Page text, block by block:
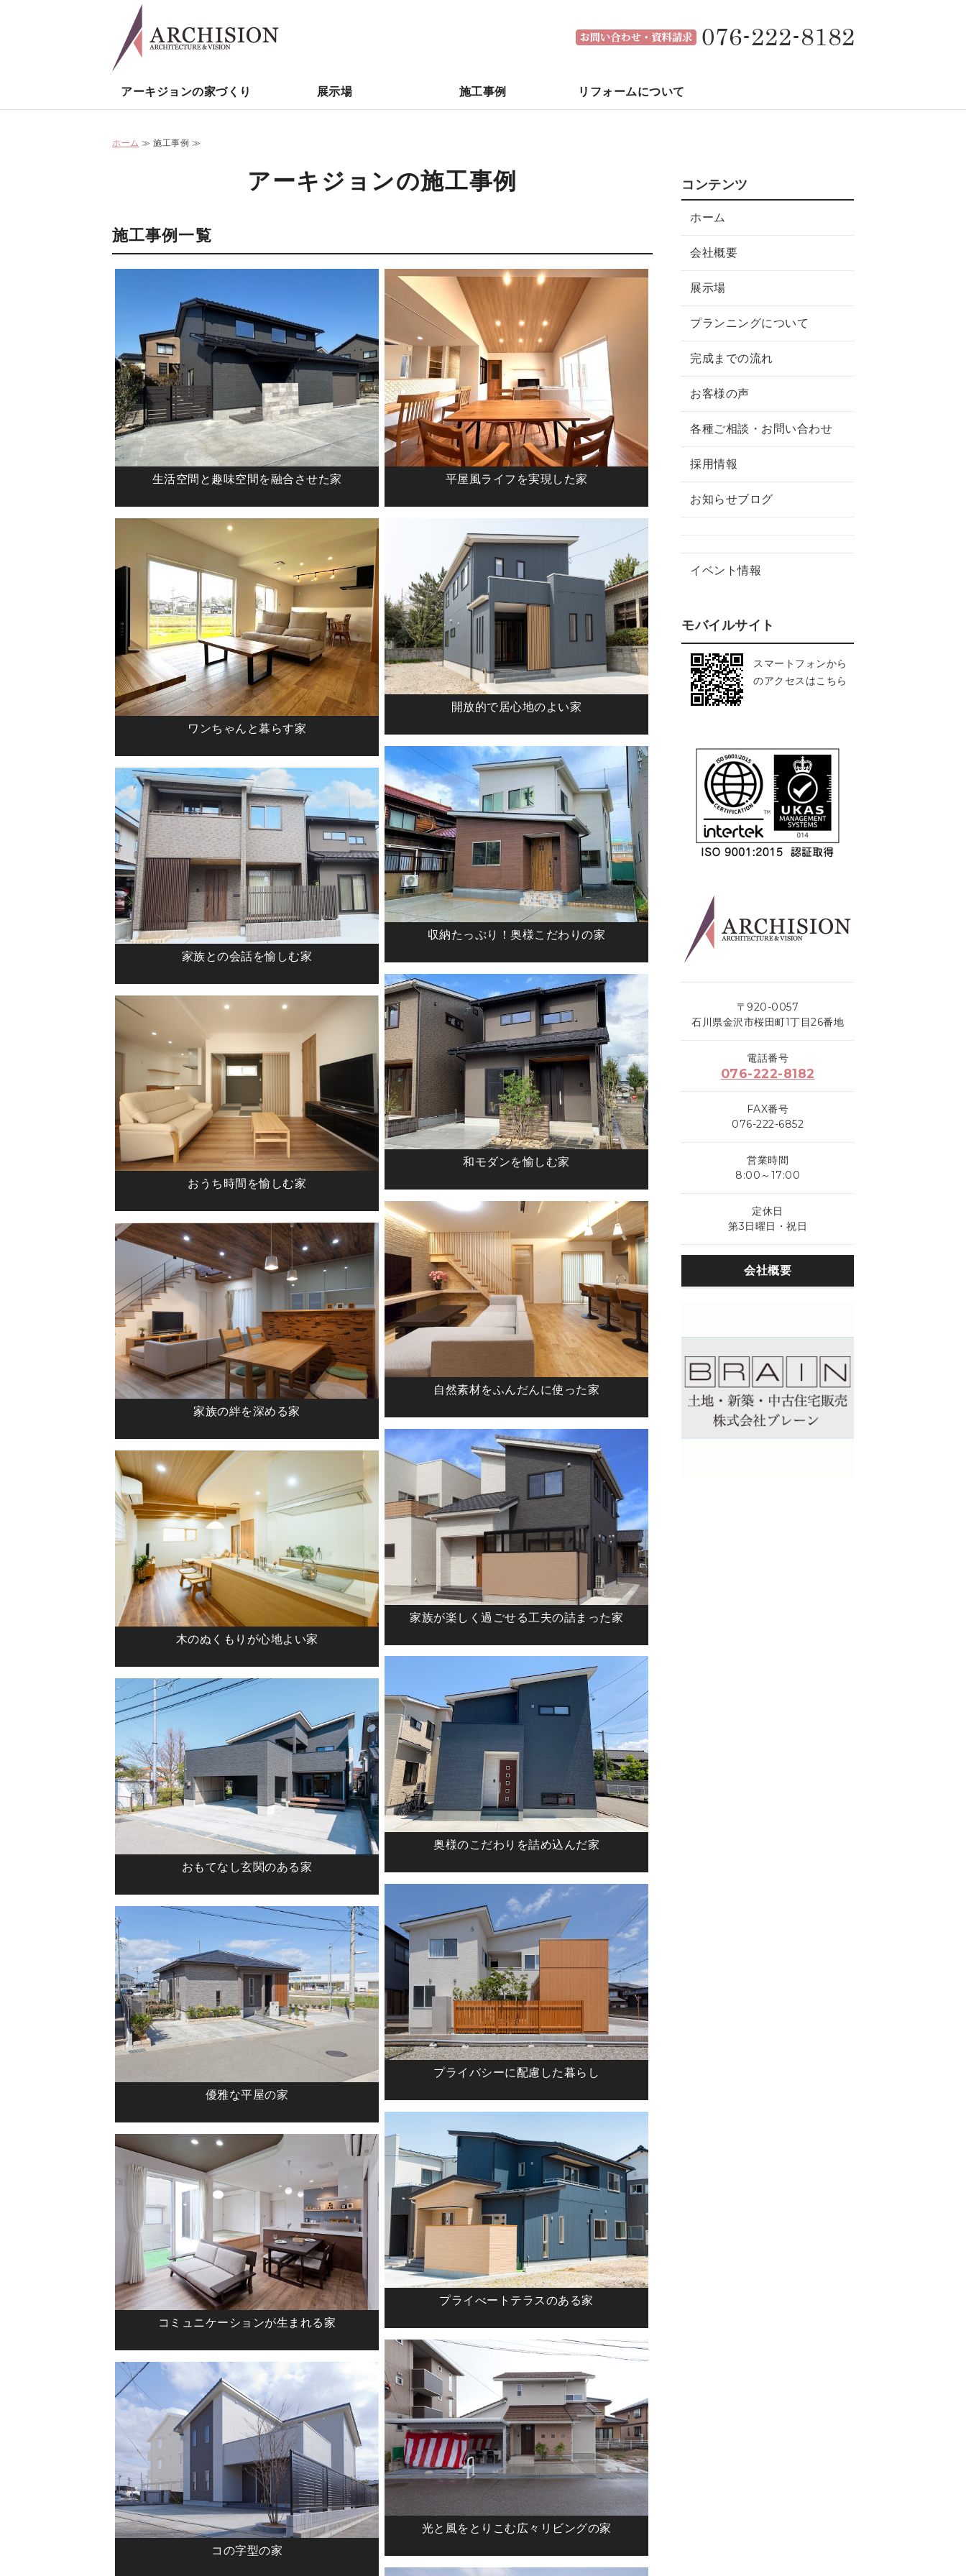
アーキジョンの家づくり 展示場 施工事例 リフォームについて
ホーム ≫ 施工事例 ≫
アーキジョンの施工事例
施工事例一覧
生活空間と趣味空間を融合させた家 平屋風ライフを実現した家
ワンちゃんと暮らす家
開放的で居心地のよい家
収納たっぷり！奥様こだわりの家
家族との会話を愉しむ家
和モダンを愉しむ家
おうち時間を愉しむ家
自然素材をふんだんに使った家
家族の絆を深める家
家族が楽しく過ごせる工夫の詰まった家
木のぬくもりが心地よい家
奥様のこだわりを詰め込んだ家
おもてなし玄関のある家
プライバシーに配慮した暮らし
優雅な平屋の家
プライべートテラスのある家
コミュニケーションが生まれる家
光と風をとりこむ広々リビングの家
コの字型の家
コンテンツ
ホーム
会社概要
展示場
プランニングについて
完成までの流れ
お客様の声
各種ご相談・お問い合わせ
採用情報
お知らせブログ
イベント情報
モバイルサイト
スマートフォンから
のアクセスはこちら
〒920-0057
石川県金沢市桜田町1丁目26番地
電話番号
076-222-8182
FAX番号
076-222-6852
営業時間
8:00～17:00
定休日
第3日曜日・祝日
会社概要